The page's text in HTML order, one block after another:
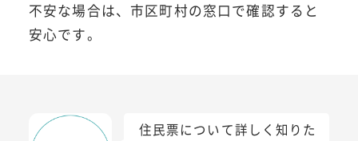
不安な場合は、市区町村の窓口で確認すると
安心です。
住民票について詳しく知りた